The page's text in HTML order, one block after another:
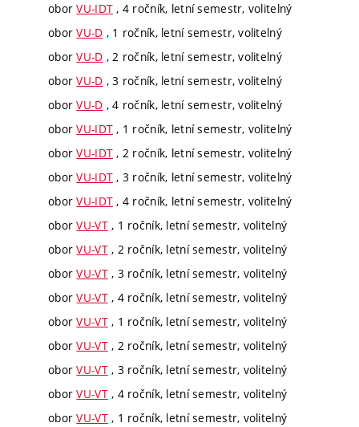
oborVU-IDT , 4 ročník, letní semestr, volitelný
oborVU-D , 1 ročník, letní semestr, volitelný
oborVU-D , 2 ročník, letní semestr, volitelný
oborVU-D , 3 ročník, letní semestr, volitelný
oborVU-D , 4 ročník, letní semestr, volitelný
oborVU-IDT , 1 ročník, letní semestr, volitelný
oborVU-IDT , 2 ročník, letní semestr, volitelný
oborVU-IDT , 3 ročník, letní semestr, volitelný
oborVU-IDT , 4 ročník, letní semestr, volitelný
oborVU-VT, 1 ročník, letní semestr, volitelný
oborVU-VT, 2 ročník, letní semestr, volitelný
oborVU-VT, 3 ročník, letní semestr, volitelný
oborVU-VT, 4 ročník, letní semestr, volitelný
oborVU-VT, 1 ročník, letní semestr, volitelný
oborVU-VT, 2 ročník, letní semestr, volitelný
oborVU-VT, 3 ročník, letní semestr, volitelný
oborVU-VT, 4 ročník, letní semestr, volitelný
oborVU-VT, 1 ročník, letní semestr, volitelný